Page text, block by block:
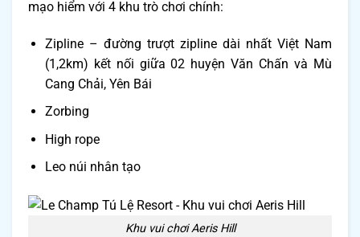
mạo hiểm với 4 khu trò chơi chính:
Zipline – đường trượt zipline dài nhất Việt Nam
(1,2km) kết nối giữa 02 huyện Văn Chấn và Mù
Cang Chải, Yên Bái
Zorbing
High rope
Leo núi nhân tạo
Khu vui chơi Aeris Hill